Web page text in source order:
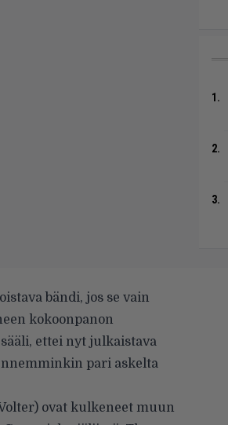
bändi, jos se vain
kokoonpanon
ettei nyt julkaistava
pari askelta
ovat kulkeneet muun